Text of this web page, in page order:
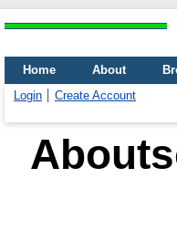
Home About
Login
Create Account